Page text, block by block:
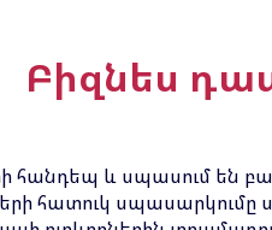
Բիզնես
և սպասում են
հատուկ